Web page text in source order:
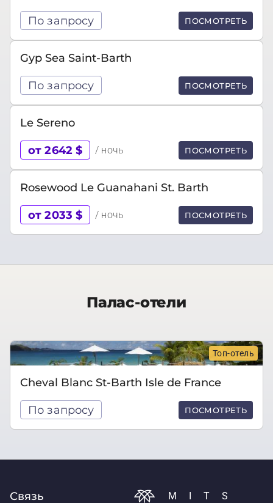
По запросу ПОСМОТРЕТЬ
Gyp Sea Saint-Barth
По запросу ПОСМОТРЕТЬ
Le Sereno
от 2642 $ / ночь ПОСМОТРЕТЬ
Rosewood Le Guanahani St. Barth
от 2033 $ / ночь ПОСМОТРЕТЬ
Палас-отели
Топ-отель
Cheval Blanc St-Barth Isle de France
По запросу ПОСМОТРЕТЬ
Связь MITS